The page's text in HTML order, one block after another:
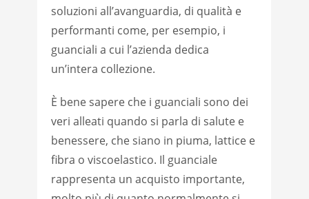
soluzioni all’avanguardia, di qualità e
performanti come, per esempio, i
guanciali a cui l’azienda dedica
un’intera collezione.
È bene sapere che i guanciali sono dei
veri alleati quando si parla di salute e
benessere, che siano in piuma, lattice e
fibra o viscoelastico. Il guanciale
rappresenta un acquisto importante,